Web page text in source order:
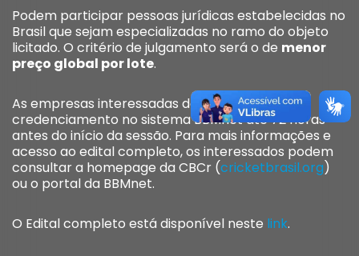
Podem participar pessoas jurídicas estabelecidas no
Brasil que sejam especializadas no ramo do objeto
licitado. O critério de julgamento será o de menor
preço global por lote.
As empresas interessadas devem realizar o
credenciamento no sistema BBMnet até 72 horas
antes do início da sessão. Para mais informações e
acesso ao edital completo, os interessados podem
consultar a homepage da CBCr (cricketbrasil.org)
ou o portal da BBMnet.
O Edital completo está disponível neste link.